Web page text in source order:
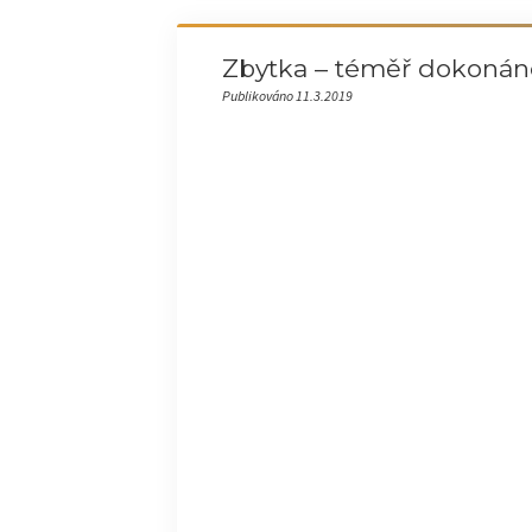
Zbytka – téměř
Publikováno 11.3.2019